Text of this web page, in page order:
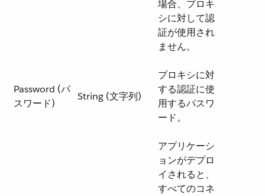
場合、プロキ
シに対して認
証が使用され
ません。
Password (パ
スワード)
String (文字列)
プロキシに対
する認証に使
用するパスワ
ード。
アプリケーシ
ョンがデプロ
イされると、
すべてのコネ